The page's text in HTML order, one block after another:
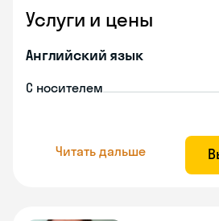
Услуги и цены
Английский язык
С носителем
Читать дальше